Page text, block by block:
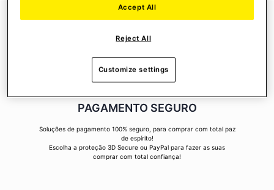
PAGAMENTO SEGURO
Soluções de pagamento 100% seguro, para comprar com total paz
de espírito!
Escolha a proteção 3D Secure ou PayPal para fazer as suas
comprar com total confiança!
Reject All
Accept All
Customize settings